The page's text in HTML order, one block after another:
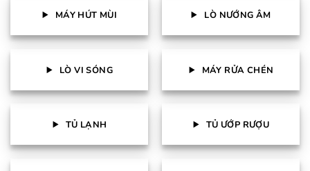
MÁY HÚT MÙI LÒ NƯỚNG ÂM
LÒ VI SÓNG MÁY RỬA CHÉN
TỦ LẠNH TỦ ƯỚP RƯỢU